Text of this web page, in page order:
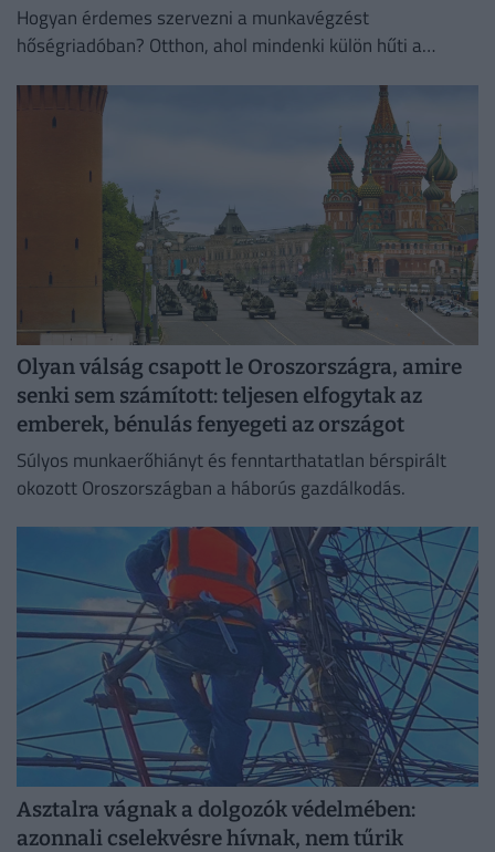
Hogyan érdemes szervezni a munkavégzést
hőségriadóban? Otthon, ahol mindenki külön hűti a
irodaházban, ahol a hűtés központilag működik.
Olyan válság csapott le Oroszországra, amire
senki sem számított: teljesen elfogytak az
emberek, bénulás fenyegeti az országot
Súlyos munkaerőhiányt és fenntarthatatlan bérspirált
okozott Oroszországban a háborús gazdálkodás.
Asztalra vágnak a dolgozók védelmében:
azonnali cselekvésre hívnak, nem tűrik